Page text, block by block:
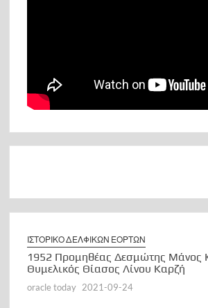
ΙΣΤΟΡΙΚΟ ΔΕΛΦΙΚΩΝ ΕΟΡΤΩΝ
1952 Προμηθέας Δεσμώτης Μάνος
Θυμελικός Θίασος Λίνου Καρζή
oracle today 2021-09-24